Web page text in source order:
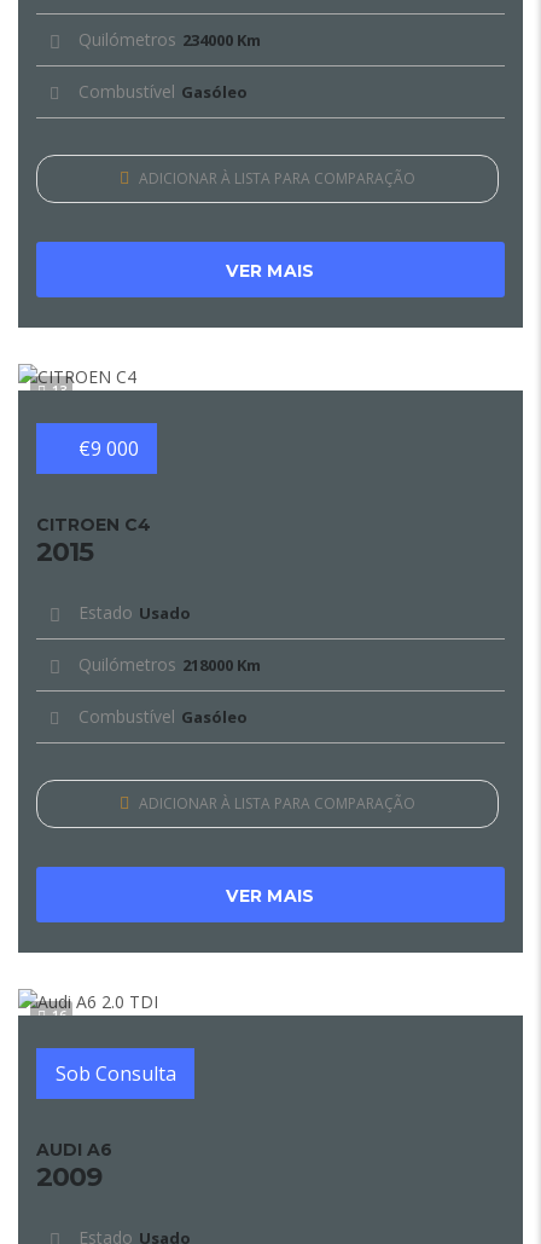
Quilómetros 234000 Km
Combustível Gasóleo
ADICIONAR À LISTA PARA COMPARAÇÃO
VER MAIS
13
€9 000
CITROEN C4
2015
Estado Usado
Quilómetros 218000 Km
Combustível Gasóleo
ADICIONAR À LISTA PARA COMPARAÇÃO
VER MAIS
16
Sob Consulta
AUDI A6
2009
Estado Usado